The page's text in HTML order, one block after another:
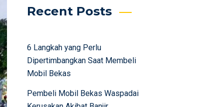
Recent Posts
6 Langkah yang Perlu
Dipertimbangkan Saat Membeli
Mobil Bekas
Pembeli Mobil Bekas Waspadai